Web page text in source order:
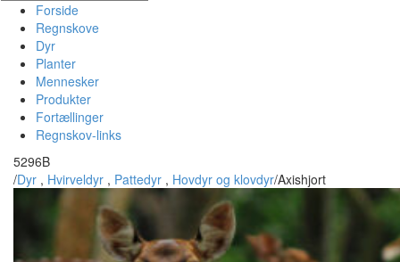
Forside
Regnskove
Dyr
Planter
Mennesker
Produkter
Fortællinger
Regnskov-links
5296B
/Dyr , Hvirveldyr , Pattedyr , Hovdyr og klovdyr/Axishjort